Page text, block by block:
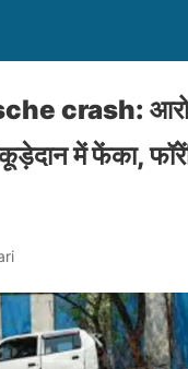
crash:
में फेंका,